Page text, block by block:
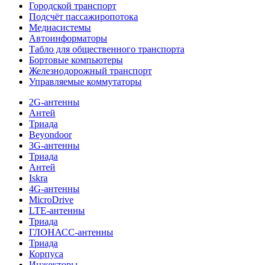
Городской транспорт
Подсчёт пассажиропотока
Медиасистемы
Автоинформаторы
Табло для общественного транспорта
Бортовые компьютеры
Железнодорожный транспорт
Управляемые коммутаторы
2G-антенны
Антей
Триада
Beyondoor
3G-антенны
Триада
Антей
Iskra
4G-антенны
MicroDrive
LTE-антенны
Триада
ГЛОНАСС-антенны
Триада
Корпуса